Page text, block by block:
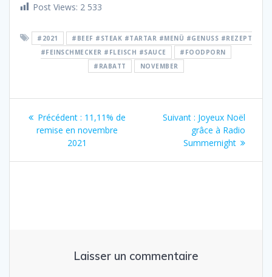
Post Views: 2 533
#2021
#BEEF #STEAK #TARTAR #MENÜ #GENUSS #REZEPT
#FEINSCHMECKER #FLEISCH #SAUCE
#FOODPORN
#RABATT
NOVEMBER
Navigation
l’article
Précédent : Article
précédent
:
11,11% de
remise en novembre
2021
Suivant : Article
suivant
:
Joyeux Noël
grâce à Radio
Summernight
Laisser un commentaire